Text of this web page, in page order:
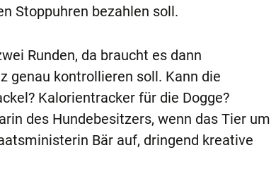
Stoppuhren bezahlen soll.
Runden, da braucht es dann
genau kontrollieren soll. Kann die
Kalorientracker für die Dogge?
des Hundebesitzers, wenn das Tier um
Bär auf, dringend kreative